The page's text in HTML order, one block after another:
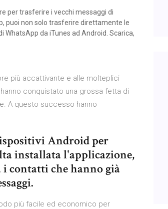
per trasferire i vecchi messaggi di
puoi non solo trasferire direttamente le
WhatsApp da iTunes ad Android. Scarica,
più accattivante e alle molteplici
conquistato una grossa fetta di
A questo successo hanno
Android per
installata l'applicazione,
contatti che hanno già
più facile ed economico per